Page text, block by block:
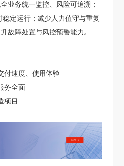
业务统一监控、风险可追溯；
定运行；减少人力值守与重复
故障处置与风控预警能力。
付速度、使用体验
务全面
项目